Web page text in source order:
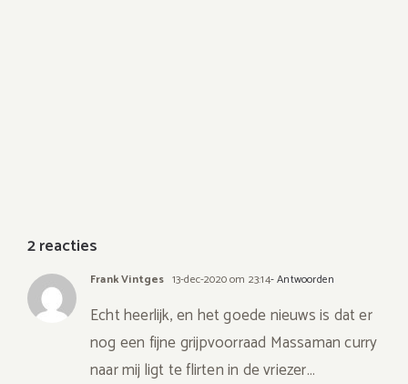
2 reacties
Frank Vintges 13-dec-2020 om 23:14- Antwoorden
Echt heerlijk, en het goede nieuws is dat er
nog een fijne grijpvoorraad Massaman curry
naar mij ligt te flirten in de vriezer…